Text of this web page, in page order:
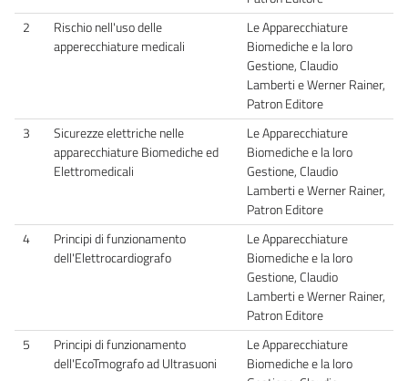
2
Rischio nell'uso delle
apperecchiature medicali
Le Apparecchiature
Biomediche e la loro
Gestione, Claudio
Lamberti e Werner Rainer,
Patron Editore
3
Sicurezze elettriche nelle
apparecchiature Biomediche ed
Elettromedicali
Le Apparecchiature
Biomediche e la loro
Gestione, Claudio
Lamberti e Werner Rainer,
Patron Editore
4
Principi di funzionamento
dell'Elettrocardiografo
Le Apparecchiature
Biomediche e la loro
Gestione, Claudio
Lamberti e Werner Rainer,
Patron Editore
5
Principi di funzionamento
dell'EcoTmografo ad Ultrasuoni
Le Apparecchiature
Biomediche e la loro